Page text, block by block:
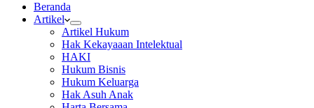
Beranda
Artikel
Artikel Hukum
Hak Kekayaaan Intelektual
HAKI
Hukum Bisnis
Hukum Keluarga
Hak Asuh Anak